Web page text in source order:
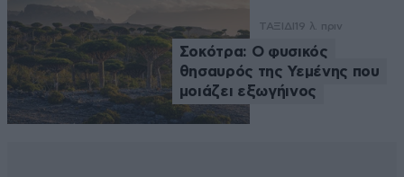
ΤΑΞΙΔΙ 19 λ. πριν
Σοκότρα: Ο φυσικός
θησαυρός της Υεμένης που
μοιάζει εξωγήινος